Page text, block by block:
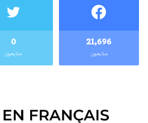
21٬696
متابعون
0
متابعون